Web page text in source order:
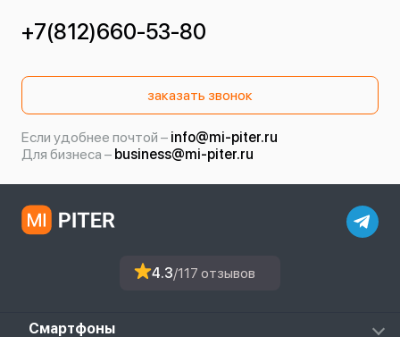
+7(812)660-53-80
заказать звонок
Если удобнее почтой – info@mi-piter.ru
Для бизнеса – business@mi-piter.ru
4.3/117 отзывов
Смартфоны